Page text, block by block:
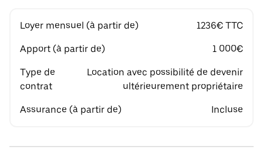
Loyer mensuel (à partir de) 1236€ TTC
Apport (à partir de) 1 000€
Type de
contrat
Location avec possibilité de devenir
ultérieurement propriétaire
Assurance (à partir de) Incluse